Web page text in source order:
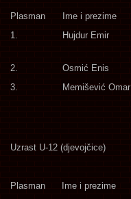
Plasman Ime i prezime
1.
Hujdur Emir
2.
Osmić Enis
3.
Memišević Omar
Uzrast U-12 (djevojčice)
Plasman Ime i prezime